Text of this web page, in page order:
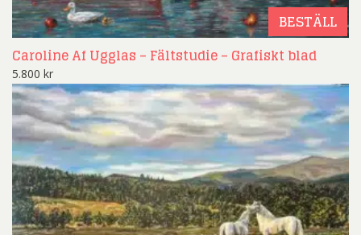
BESTÄLL
Caroline Af Ugglas – Fältstudie – Grafiskt blad
5.800 kr